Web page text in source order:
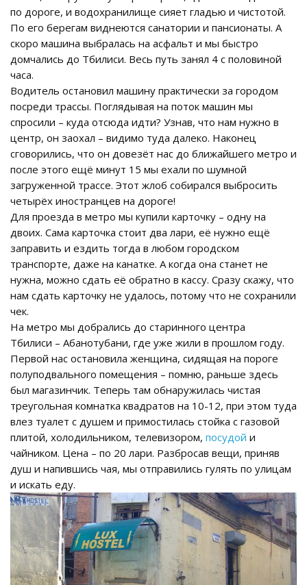
по дороге, и водохранилище сияет гладью и чистотой.
По его берегам виднеются санатории и пансионаты. А
скоро машина выбралась на асфальт и мы быстро
домчались до Тбилиси. Весь путь занял 4 с половиной
часа.
Водитель остановил машину практически за городом
посреди трассы. Поглядывая на поток машин мы
спросили – куда отсюда идти? Узнав, что нам нужно в
центр, он заохал – видимо туда далеко. Наконец
сговорились, что он довезёт нас до ближайшего метро и
после этого ещё минут 15 мы ехали по шумной
загруженной трассе. Этот жлоб собирался выбросить
четырёх иностранцев на дороге!
Для проезда в метро мы купили карточку – одну на
двоих. Сама карточка стоит два лари, её нужно ещё
заправить и ездить тогда в любом городском
транспорте, даже на канатке. А когда она станет не
нужна, можно сдать её обратно в кассу. Сразу скажу, что
нам сдать карточку не удалось, потому что не сохранили
чек.
На метро мы добрались до старинного центра
Тбилиси – Абанотубани, где уже жили в прошлом году.
Первой нас остановила женщина, сидящая на пороге
полуподвального помещения – помню, раньше здесь
был магазинчик. Теперь там обнаружилась чистая
треугольная комнатка квадратов на 10-12, при этом туда
влез туалет с душем и примостилась стойка с газовой
плитой, холодильником, телевизором, посудой и
чайником. Цена – по 20 лари. Разбросав вещи, приняв
душ и напившись чая, мы отправились гулять по улицам
и искать еду.